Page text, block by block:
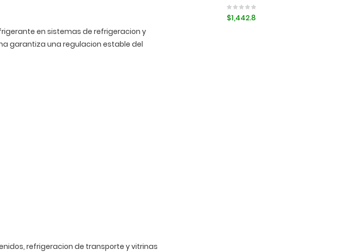
en sistemas de refrigeracion y
garantiza una regulacion estable del
refrigeracion de transporte y vitrinas
$1,442.8